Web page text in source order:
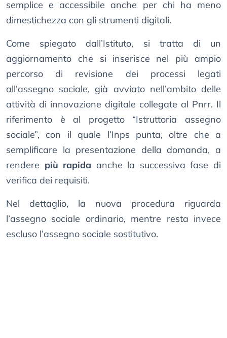
semplice e accessibile anche per chi ha meno
dimestichezza con gli strumenti digitali.
Come spiegato dall’Istituto, si tratta di un
aggiornamento che si inserisce nel più ampio
percorso di revisione dei processi legati
all’assegno sociale, già avviato nell’ambito delle
attività di innovazione digitale collegate al Pnrr. Il
riferimento è al progetto “Istruttoria assegno
sociale”, con il quale l’Inps punta, oltre che a
semplificare la presentazione della domanda, a
rendere più rapida anche la successiva fase di
verifica dei requisiti.
Nel dettaglio, la nuova procedura riguarda
l’assegno sociale ordinario, mentre resta invece
escluso l’assegno sociale sostitutivo.